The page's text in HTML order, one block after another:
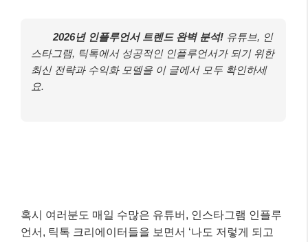
2026년 인플루언서 트렌드 완벽 분석! 유튜브, 인
스타그램, 틱톡에서 성공적인 인플루언서가 되기 위한
최신 전략과 수익화 모델을 이 글에서 모두 확인하세
요.
혹시 여러분도 매일 수많은 유튜버, 인스타그램 인플루
언서, 틱톡 크리에이터들을 보면서 ‘나도 저렇게 되고